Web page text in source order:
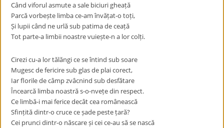
Când viforul asmute a sale biciuri gheață
Parcă vorbește limba ce-am învățat-o toți,
Și lupii când ne urlă sub patima de ceață
Tot parte-a limbii noastre vuiește-n a lor colți.
Cirezi cu-a lor tălăngi ce se întind sub soare
Mugesc de fericire sub glas de plai corect,
Iar florile de câmp zvâcnind sub desfătare
Încearcă limba noastră s-o-nvețe din respect.
Ce limbă-i mai ferice decât cea românească
Sfințită dintr-o cruce ce șade peste țară?
Cei prunci dintr-o născare și cei ce-au să se nască